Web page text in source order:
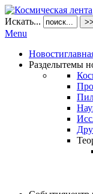
Искать... >>
Menu
Новости
Разделытемы